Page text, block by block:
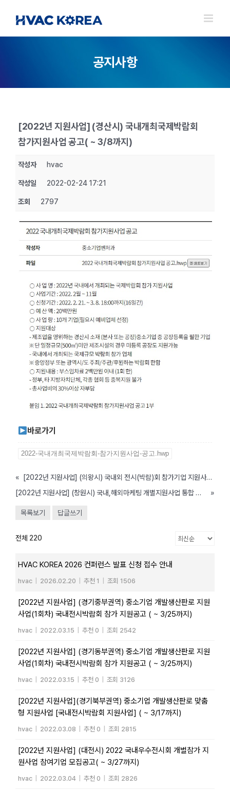
공지사항
[2022년 지원사업] (경산시) 국내개최국제박람회
참가지원사업 공고( ~ 3/8까지)
작성자 hvac
작성일 2022-02-24 17:21
조회 2797
바로가기
2022-국내개최국제박람회-참가지원사업-공고.hwp
«
[2022년 지원사업] (의왕시) 국내외 전시(박람)회 참가기업 지원사업 공고( ~3/11까지)
[2022년 지원사업] (창원시) 국내,해외마케팅 개별지원사업 통합 공고(~예산소진시까지, 매월 25일 접수)
»
목록보기 답글쓰기
전체 220
HVAC KOREA 2026 컨퍼런스 발표 신청 접수 안내
hvac 2026.02.20 추천 1 조회 1506
[2022년 지원사업] (경기중부권역) 중소기업 개발생산판로 지원
사업(1회차) 국내전시박람회 참가 지원공고 ( ~ 3/25까지)
hvac 2022.03.15 추천 0 조회 2542
[2022년 지원사업] (경기동부권역) 중소기업 개발생산판로 지원
사업(1회차) 국내전시박람회 참가 지원공고 ( ~ 3/25까지)
hvac 2022.03.15 추천 0 조회 3126
[2022년 지원사업](경기북부권역) 중소기업 개발생산판로 맞춤
형 지원사업 [국내전시박람회 지원사업] ( ~ 3/17까지)
hvac 2022.03.08 추천 0 조회 2815
[2022년 지원사업] (대전시) 2022 국내우수전시회 개별참가 지
원사업 참여기업 모집공고( ~ 3/27까지)
hvac 2022.03.04 추천 0 조회 2826